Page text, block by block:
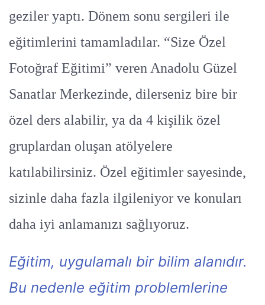
geziler yaptı. Dönem sonu sergileri ile
eğitimlerini tamamladılar. “Size Özel
Fotoğraf Eğitimi” veren Anadolu Güzel
Sanatlar Merkezinde, dilerseniz bire bir
özel ders alabilir, ya da 4 kişilik özel
gruplardan oluşan atölyelere
katılabilirsiniz. Özel eğitimler sayesinde,
sizinle daha fazla ilgileniyor ve konuları
daha iyi anlamanızı sağlıyoruz.
Eğitim, uygulamalı bir bilim alanıdır.
Bu nedenle eğitim problemlerine